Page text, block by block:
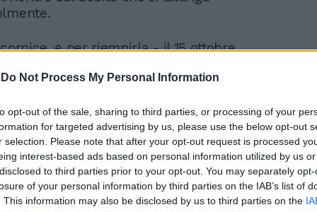
Do Not Process My Personal Information
opt-out of the sale, sharing to third parties, or processing of your
for targeted advertising by us, please use the below opt-out
selection. Please note that after your opt-out request is processed
interest-based ads based on personal information utilized by us
to third parties prior to your opt-out. You may separately
of your personal information by third parties on the IAB’s list of
This information may also be disclosed by us to third parties on the
e per riempirla - il 15 ottobre
e propria - alla luce del lavoro sul Pnrr
a metà 2021,e se usare o
linee di credito Mes. Stando alla
Nadef, il rapporto Deficit/Pil è stimato
2020 ma scenderà al 7% programmatico
un’espansione di 1,3 punti rispetto al
poi al 4,7% programmatico nel 2022, al